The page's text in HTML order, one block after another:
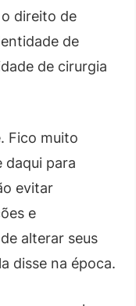
direito de
de
de cirurgia
Fico muito
daqui para
evitar
e
alterar seus
disse na época.